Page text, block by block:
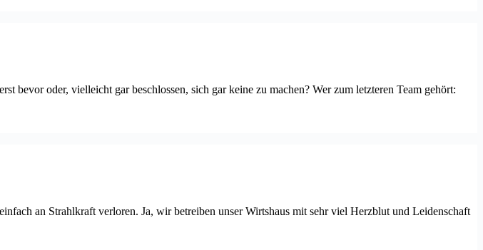
bevor oder, vielleicht gar beschlossen, sich gar keine zu machen? Wer zum letzteren Team gehört:
an Strahlkraft verloren. Ja, wir betreiben unser Wirtshaus mit sehr viel Herzblut und Leidenschaft